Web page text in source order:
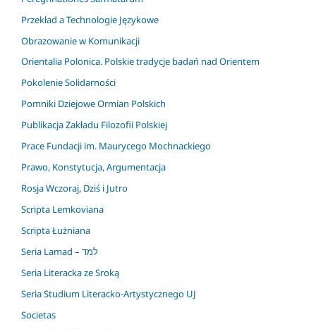
Przekład a Technologie Językowe
Obrazowanie w Komunikacji
Orientalia Polonica. Polskie tradycje badań nad Orientem
Pokolenie Solidarności
Pomniki Dziejowe Ormian Polskich
Publikacja Zakładu Filozofii Polskiej
Prace Fundacji im. Maurycego Mochnackiego
Prawo, Konstytucja, Argumentacja
Rosja Wczoraj, Dziś i Jutro
Scripta Lemkoviana
Scripta Łużniana
Seria Lamad – למד
Seria Literacka ze Sroką
Seria Studium Literacko-Artystycznego UJ
Societas